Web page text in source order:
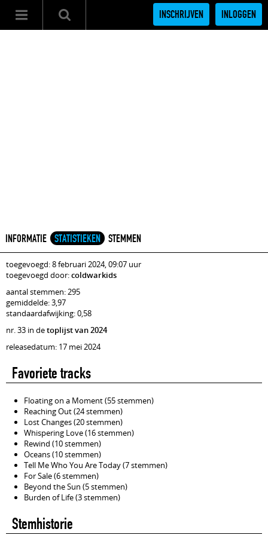
INSCHRIJVEN INLOGGEN
INFORMATIE STATISTIEKEN STEMMEN
toegevoegd: 8 februari 2024, 09:07 uur
toegevoegd door:coldwarkids
aantal stemmen: 295
gemiddelde: 3,97
standaardafwijking: 0,58
nr. 33 in detoplijst van 2024
releasedatum: 17 mei 2024
Favoriete tracks
Floating on a Moment (55 stemmen)
Reaching Out (24 stemmen)
Lost Changes (20 stemmen)
Whispering Love (16 stemmen)
Rewind (10 stemmen)
Oceans (10 stemmen)
Tell Me Who You Are Today (7 stemmen)
For Sale (6 stemmen)
Beyond the Sun (5 stemmen)
Burden of Life (3 stemmen)
Stemhistorie